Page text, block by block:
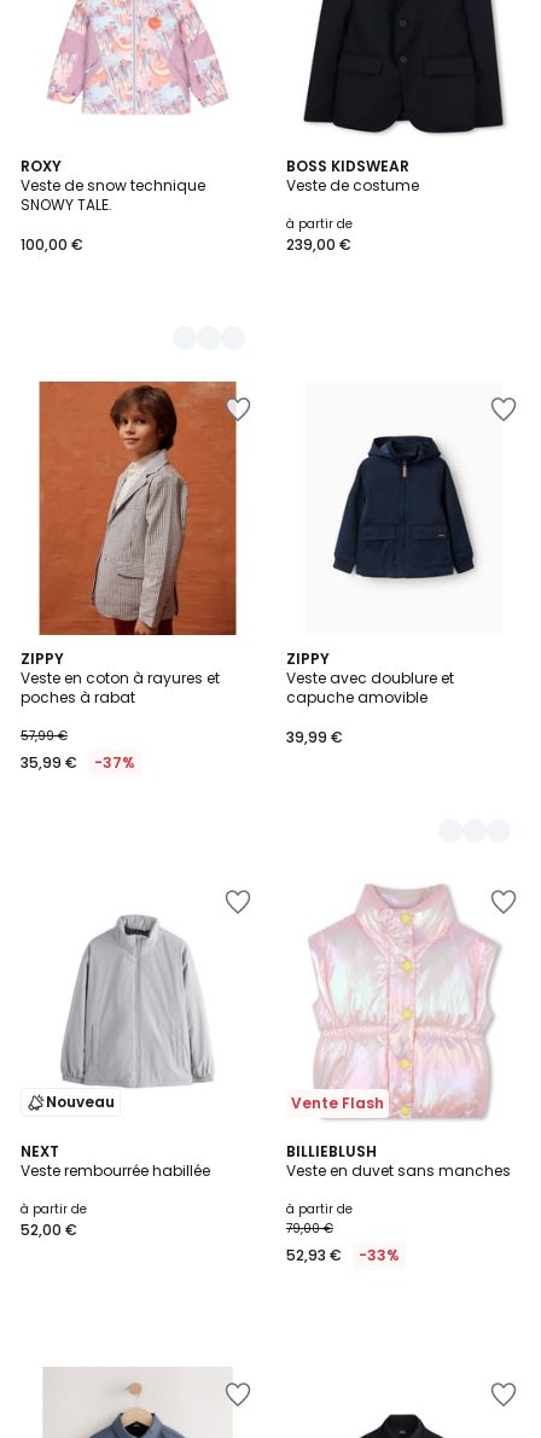
ROXY
Veste de snow technique
SNOWY TALE.
100,00 €
2
Couleurs
BOSS KIDSWEAR
Veste de costume
à partir de
239,00 €
ZIPPY
Veste en coton à rayures et
poches à rabat
57,99 €
35,99 € -37%
ZIPPY
Veste avec doublure et
capuche amovible
39,99 €
2
Couleurs
Nouveau
NEXT
Veste rembourrée habillée
à partir de
52,00 €
Vente Flash
BILLIEBLUSH
Veste en duvet sans manches
à partir de
79,00 €
52,93 € -33%